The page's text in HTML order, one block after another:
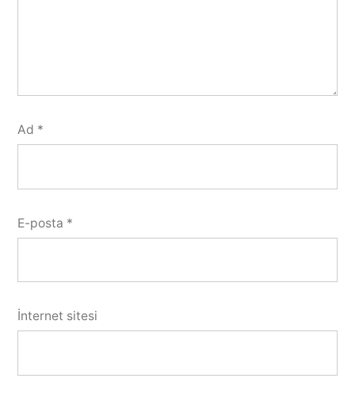
Ad *
E-posta *
İnternet sitesi